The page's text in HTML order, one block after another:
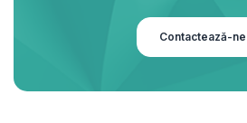
Contactează-ne